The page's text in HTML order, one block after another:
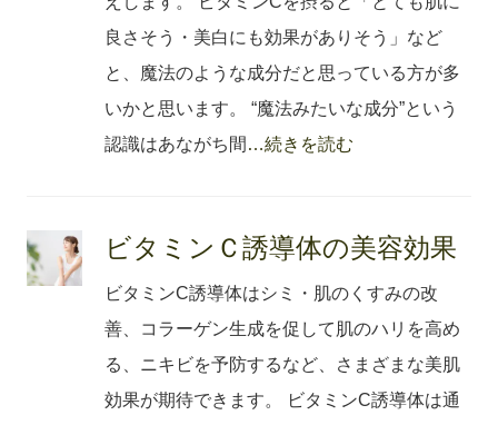
良さそう・美白にも効果がありそう」など
と、魔法のような成分だと思っている方が多
いかと思います。 “魔法みたいな成分”という
認識はあながち間 …続きを読む
ビタミンＣ誘導体の美容効果
ビタミンC誘導体はシミ・肌のくすみの改
善、コラーゲン生成を促して肌のハリを高め
る、ニキビを予防するなど、さまざまな美肌
効果が期待できます。 ビタミンC誘導体は通